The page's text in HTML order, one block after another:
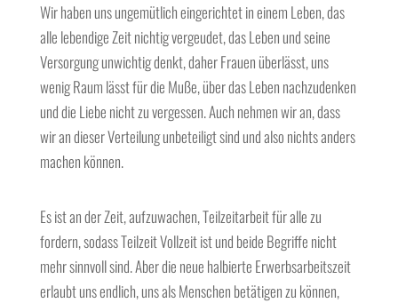
Wir haben uns ungemütlich eingerichtet in einem Leben, das
alle lebendige Zeit nichtig vergeudet, das Leben und seine
Versorgung unwichtig denkt, daher Frauen überlässt, uns
wenig Raum lässt für die Muße, über das Leben nachzudenken
und die Liebe nicht zu vergessen. Auch nehmen wir an, dass
wir an dieser Verteilung unbeteiligt sind und also nichts anders
machen können.
Es ist an der Zeit, aufzuwachen, Teilzeitarbeit für alle zu
fordern, sodass Teilzeit Vollzeit ist und beide Begriffe nicht
mehr sinnvoll sind. Aber die neue halbierte Erwerbsarbeitszeit
erlaubt uns endlich, uns als Menschen betätigen zu können,